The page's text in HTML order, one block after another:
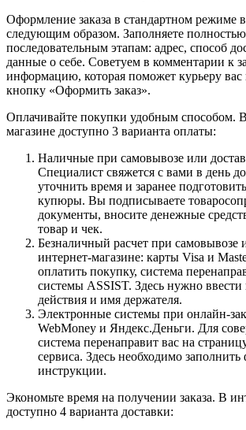
Оформление заказа в стандартном режиме
следующим образом. Заполняете
последовательным этапам: адрес, способ
данные о себе. Советуем в комментарии к
информацию, которая поможет курьеру
кнопку «Оформить заказ».
Оплачивайте покупки удобным способом.
магазине доступно 3 варианта оплаты:
Наличные при самовывозе или
Специалист свяжется с вами в день
уточнить время и заранее
купюры. Вы подписываете
документы, вносите денежные
товар и чек.
Безналичный расчет при самовывозе
интернет-магазине: карты Visa и
оплатить покупку, система
системы ASSIST. Здесь нужно
действия и имя держателя.
Электронные системы при онлайн-
WebMoney и Яндекс.Деньги. Для
система перенаправит вас на
сервиса. Здесь необходимо
инструкции.
Экономьте время на получении заказа. В
доступно 4 варианта доставки: